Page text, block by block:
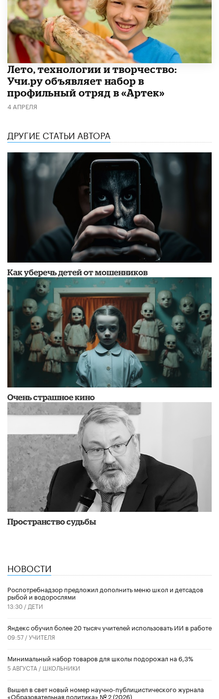
Лето, технологии и творчество:
Учи.ру объявляет набор в
профильный отряд в «Артек»
4 АПРЕЛЯ
ДРУГИЕ СТАТЬИ АВТОРА
Как уберечь детей от мошенников
Очень страшное кино
Пространство судьбы
НОВОСТИ
Роспотребнадзор предложил дополнить меню школ и детсадов
рыбой и водорослями
13:30 / ДЕТИ
​Яндекс обучил более 20 тысяч учителей использовать ИИ в работе
09:57 /УЧИТЕЛЯ
Минимальный набор товаров для школы подорожал на 6,3%
5 АВГУСТА / ШКОЛЬНИКИ
Вышел в свет новый номер научно-публицистического журнала
«Образовательная политика» № 2 (2026)